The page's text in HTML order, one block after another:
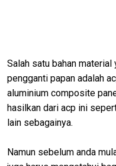
Salah satu bahan
pengganti papan adalah
aluminium composite
hasilkan dari acp ini
lain sebagainya.
Namun sebelum anda